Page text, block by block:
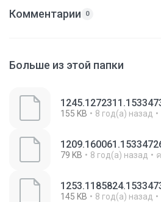
Комментарии 0
Больше из этой папки
155 KB 8 год(а) назад
79 KB 8 год(а) назад
145 KB 8 год(а) назад